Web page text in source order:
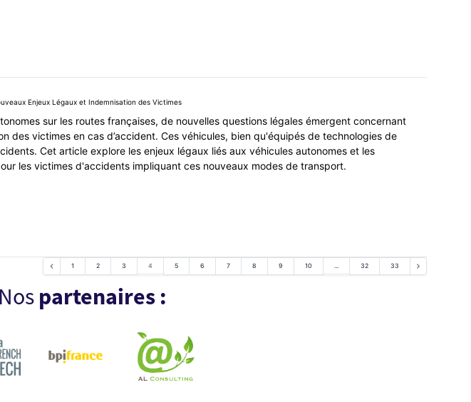
Enjeux Légaux et Indemnisation des Victimes
sur les routes françaises, de nouvelles questions légales émergent concernant
des victimes en cas d’accident. Ces véhicules, bien qu'équipés de technologies de
Cet article explore les enjeux légaux liés aux véhicules autonomes et les
les victimes d'accidents impliquant ces nouveaux modes de transport.
1 2 3 4 5 6 7 8 9 10 ... 32 33
Nos partenaires :